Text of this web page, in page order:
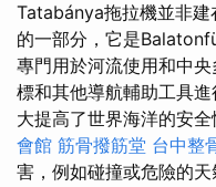
Tatabánya拖拉機並非
的一部分，它是
專門用於河流使用和中
標和其他導航輔助工具
大提高了世界海洋的安全
會館 筋骨撥筋堂 台中整
害，例如碰撞或危險的